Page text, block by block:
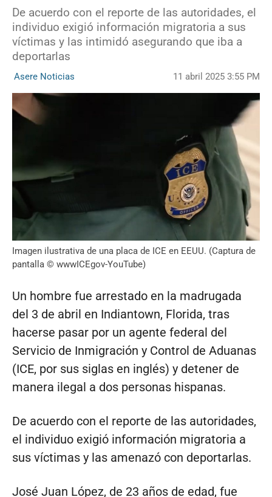
De acuerdo con el reporte de las autoridades, el
individuo exigió información migratoria a sus
víctimas y las intimidó asegurando que iba a
deportarlas
Asere Noticias 11 abril 2025 3:55 PM
Imagen ilustrativa de una placa de ICE en EEUU. (Captura de
pantalla © wwwICEgov-YouTube)
Un hombre fue arrestado en la madrugada
del 3 de abril en Indiantown, Florida, tras
hacerse pasar por un agente federal del
Servicio de Inmigración y Control de Aduanas
(ICE, por sus siglas en inglés) y detener de
manera ilegal a dos personas hispanas.
De acuerdo con el reporte de las autoridades,
el individuo exigió información migratoria a
sus víctimas y las amenazó con deportarlas.
José Juan López, de 23 años de edad, fue